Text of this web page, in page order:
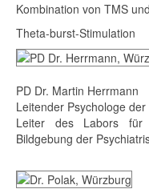
Kombination von TMS
Theta-burst-Stimulation
PD Dr. Martin Herrmann
Leitender Psychologe der
Leiter des Labors für
Bildgebung der